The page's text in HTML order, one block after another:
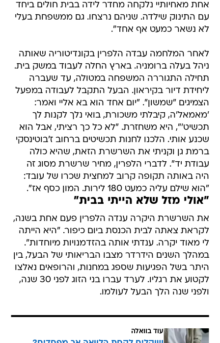
אחת מאחיותיי נלקחה מחדר לידה בבית חולים ביחד
עם התינוק שילדה. שניהם נרצחו. גם ממשפחת בעלי
לא נשאר כמעט אף אחד".
לאחר המלחמה עבדה הלפרין בקונדיטוריה שאותה
ניהל בעלה ברומניה. בארץ החלה לעבוד במשק בית.
תחילה התגוררה המשפחה במטולה, עד שעברה
ליחידת דיור בקיראון. הבעל התקבל לעבודה במפעל
הצמיגים "שמשון". "יום אחד הוא בא אליי ואמר:
'מאמאל'ה, קיבלתי משכורת, בואי נלך לקנות לך
תכשיט'", היא משחזרת. "לא כל כך רציתי, אבל הוא
שכנע אותי. הלכנו לחנות תכשיטים ברחוב ז'בוטינסקי
ברמת גן וקניתי את השרשרת הזאת, שהיא כולה
עבודת יד". לדברי הלפרין, מחיר שרשרת מסוג זה
היה באותה תקופה קרוב למחצית שכרו של עובד:
"הוא שילם עליה כמעט 180 לירות. המון כסף אז".
"אולי מזל שלא הייתי בבית"
את השרשרת היקרה ענדה הלפרין פעם אחת בשנה,
לקראת צאתה לבית הכנסת ביום כיפור. "היא הייתה
לי מאוד יקרה. ענדתי אותה בהזדמנויות מיוחדות".
במהלך השנים הידרדר מצבו הבריאותי של הבעל, בין
היתר בשל הפגיעות שספג במחנות, והרופאים נאלצו
לקטוע את רגליו. לערד עברו בני הזוג לפני 30 שנה,
ולפני שנה הלך הבעל לעולמו.
עוד בוואלה